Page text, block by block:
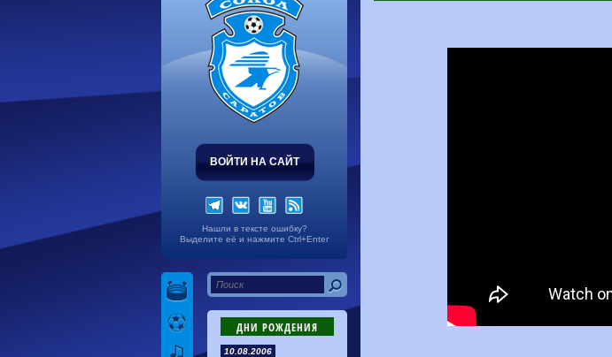
ВОЙТИ НА САЙТ
Нашли в тексте ошибку?
Выделите её и нажмите Ctrl+Enter
ДНИ РОЖДЕНИЯ
10.08.2006